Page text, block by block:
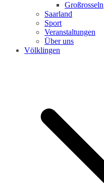
Großrosseln
Saarland
Sport
Veranstaltungen
Über uns
Völklingen